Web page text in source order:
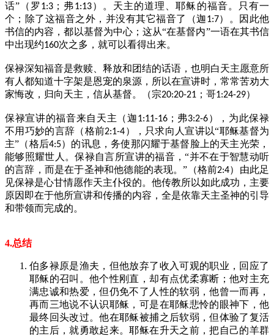
话”（罗 1:3 ；弗1:13）。天主的道理、耶稣的福音。只有一
个；除了这福音之外，并没有其它福音了（迦1:7）。因此他
书信的内容，都以基督为中心；这从“在基督内”一语在其书信
中出现约160次之多，就可以看得出来。
保禄深知福音是救赎、释放和团结的话语，也明白天主愿意所
有人都知道十字架是恩宠的泉源，所以在宣讲时，常常苦劝大
家悔改，归向天主，信从基督。（宗20:20-21 ；哥1:24-29）
保禄宣讲的福音来自天主（迦1:11-16；弗3:2-6），为此保禄
不用巧妙的言辞（格前2:1-4），只求向人宣讲以“耶稣基督为
主”（格后4:5）的讯息，务使那闪耀于基督脸上的天主光荣，
能够照耀世人。保禄自言所宣讲的福音，“并不在于智慧动听
的言辞，而是在于圣神和他德能的表现。”（格前2:4）由此足
见保禄是心甘情愿作天主仆役的。他传教所以如此成功，主要
原因即在于他所宣讲和传播的内容，全是依靠天主圣神的引导
和带领而完成的。
4.总结
伯多禄原是渔夫，但他放弃了收入可观的职业，回应了
耶稣的召叫。他个性刚直，却有点优柔寡断；他对主充
满忠诚和热爱，但仍免不了人性的软弱，他曾一而再，
再而三地说不认识耶稣，可是在耶稣悲怜的眼神下，他
最终回头改过。他在耶稣被捕之后软弱，但体验了复活
的主后，就勇敢起来。耶稣在升天之前，把自己的羊群